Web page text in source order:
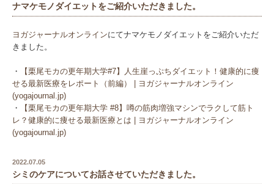
ナマケモノダイエットをご紹介いただきました。
ヨガジャーナルオンラインにてナマケモノダイエットをご紹介いただ
きました。
・
【栗尾モカの更年期大学#7】人生崖っぷちダイエット！健康的に痩
せる最新医療をレポート（前編） | ヨガジャーナルオンライン
(yogajournal.jp)
・
【栗尾モカの更年期大学 #8】噂の筋肉増強マシンでラクして筋ト
レ？健康的に痩せる最新医療とは | ヨガジャーナルオンライン
(yogajournal.jp)
2022.07.05
シミのケアについてお話させていただきました。